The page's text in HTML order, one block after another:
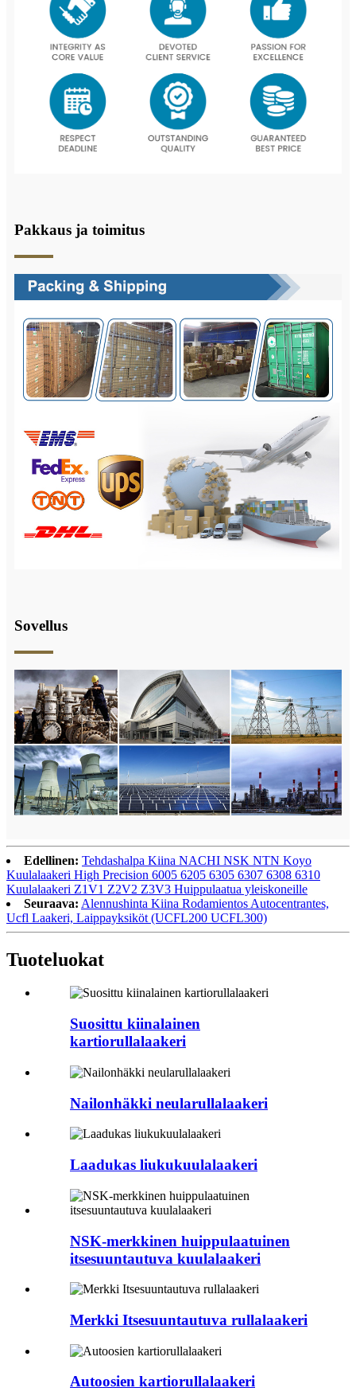
Pakkaus ja toimitus
Sovellus
Edellinen: Tehdashalpa Kiina NACHI NSK NTN Koyo
Kuulalaakeri High Precision 6005 6205 6305 6307 6308 6310
Kuulalaakeri Z1V1 Z2V2 Z3V3 Huippulaatua yleiskoneille
Seuraava: Alennushinta Kiina Rodamientos Autocentrantes,
Ucfl Laakeri, Laippayksiköt (UCFL200 UCFL300)
Tuoteluokat
Suosittu kiinalainen
kartiorullalaakeri
Nailonhäkki neularullalaakeri
Laadukas liukukuulalaakeri
NSK-merkkinen huippulaatuinen
itsesuuntautuva kuulalaakeri
Merkki Itsesuuntautuva rullalaakeri
Autoosien kartiorullalaakeri